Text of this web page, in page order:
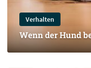
Verhalten
Wenn der Hund